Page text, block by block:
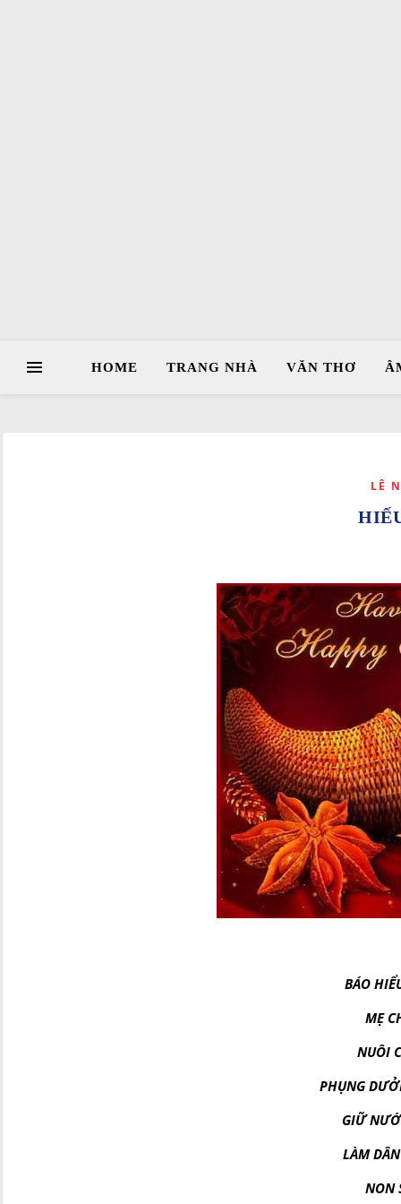
HOME TRANG NHÀ VĂN THƠ
LÊ
BÁO
MẸ
NUÔI
PHỤNG
GIỮ
LÀM
NON